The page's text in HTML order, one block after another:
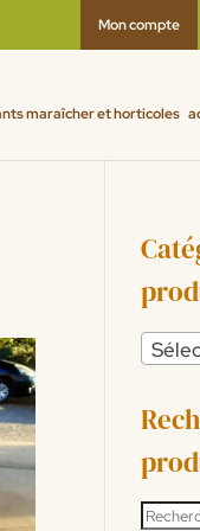
Mon compte
maraîcher et horticoles